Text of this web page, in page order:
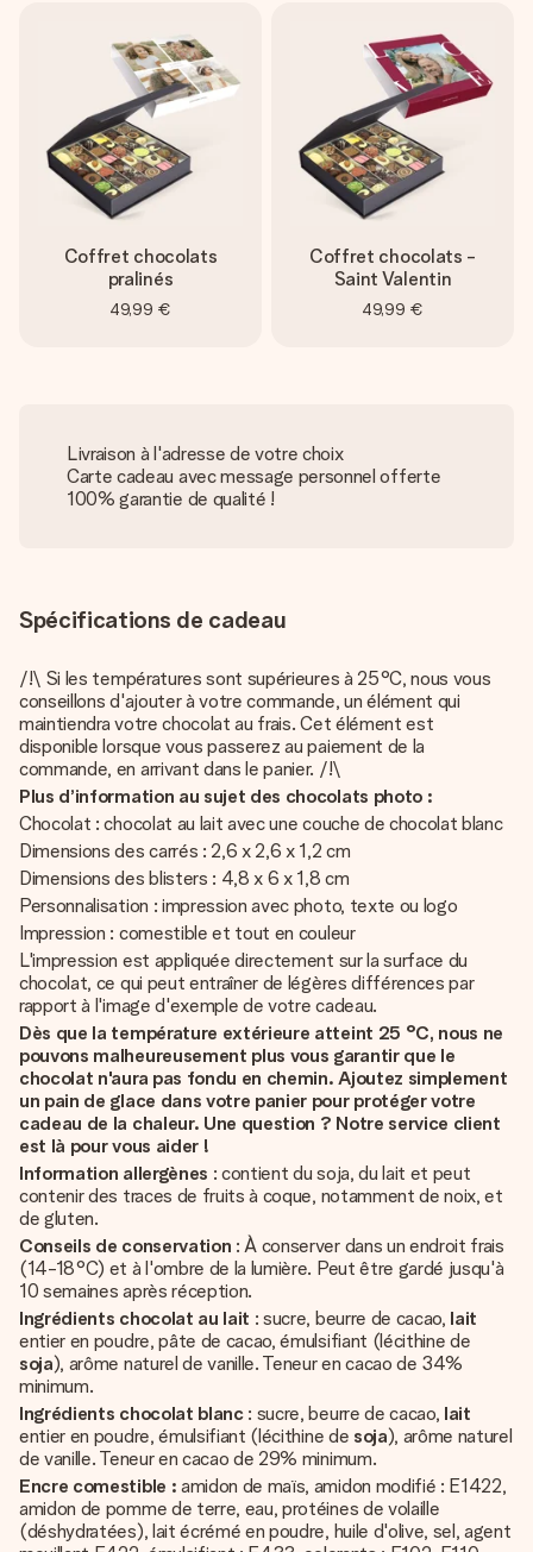
Coffret chocolats
pralinés
49,99 €
Coffret chocolats -
Saint Valentin
49,99 €
Livraison à l'adresse de votre choix
Carte cadeau avec message personnel offerte
100% garantie de qualité !
Spécifications de cadeau
/!\ Si les températures sont supérieures à 25°C, nous vous
conseillons d'ajouter à votre commande, un élément qui
maintiendra votre chocolat au frais. Cet élément est
disponible lorsque vous passerez au paiement de la
commande, en arrivant dans le panier. /!\
Plus d’information au sujet des chocolats photo :
Chocolat : chocolat au lait avec une couche de chocolat blanc
Dimensions des carrés : 2,6 x 2,6 x 1,2 cm
Dimensions des blisters : 4,8 x 6 x 1,8 cm
Personnalisation : impression avec photo, texte ou logo
Impression : comestible et tout en couleur
L'impression est appliquée directement sur la surface du
chocolat, ce qui peut entraîner de légères différences par
rapport à l'image d'exemple de votre cadeau.
Dès que la température extérieure atteint 25 °C, nous ne
pouvons malheureusement plus vous garantir que le
chocolat n'aura pas fondu en chemin. Ajoutez simplement
un pain de glace dans votre panier pour protéger votre
cadeau de la chaleur. Une question ? Notre service client
est là pour vous aider !
Information allergènes : contient du soja, du lait et peut
contenir des traces de fruits à coque, notamment de noix, et
de gluten.
Conseils de conservation : À conserver dans un endroit frais
(14-18°C) et à l'ombre de la lumière. Peut être gardé jusqu'à
10 semaines après réception.
Ingrédients chocolat au lait : sucre, beurre de cacao, lait
entier en poudre, pâte de cacao, émulsifiant (lécithine de
soja), arôme naturel de vanille. Teneur en cacao de 34%
minimum.
Ingrédients chocolat blanc: sucre, beurre de cacao, lait
entier en poudre, émulsifiant (lécithine de soja), arôme naturel
de vanille. Teneur en cacao de 29% minimum.
Encre comestible : amidon de maïs, amidon modifié : E1422,
amidon de pomme de terre, eau, protéines de volaille
(déshydratées), lait écrémé en poudre, huile d'olive, sel, agent